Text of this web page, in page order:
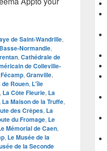
de Saint-Wandrille,
Basse-Normandie,
, Cathédrale de
de Colleville-
Fécamp, Granville,
Rouen, L'île
, La Côte Fleurie, La
La Maison de la Truffe,
des Crêpes, La
du Fromage, Le
Mémorial de Caen,
, Le Musée de la
de la Seconde